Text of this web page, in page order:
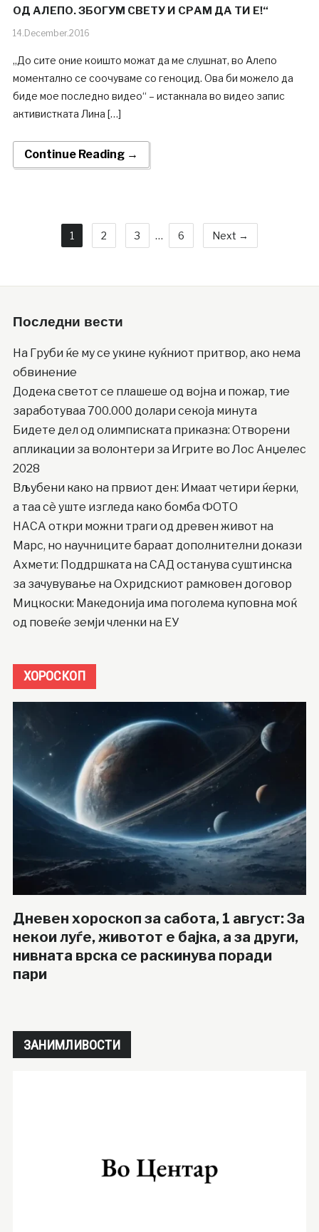
ОД АЛЕПО. ЗБОГУМ СВЕТУ И СРАМ ДА ТИ Е!“
14.December.2016
„До сите оние коишто можат да ме слушнат, во Алепо
моментално се соочуваме со геноцид. Ова би можело да
биде мое последно видео“ – истакнала во видео запис
активистката Лина […]
Continue Reading →
1 2 3 … 6 Next →
Последни вести
На Груби ќе му се укине куќниот притвор, ако нема
обвинение
Додека светот се плашеше од војна и пожар, тие
заработуваа 700.000 долари секоја минута
Бидете дел од олимписката приказна: Отворени
апликации за волонтери за Игрите во Лос Анџелес
2028
Вљубени како на првиот ден: Имаат четири ќерки,
а таа сè уште изгледа како бомба ФОТО
НАСА откри можни траги од древен живот на
Марс, но научниците бараат дополнителни докази
Ахмети: Поддршката на САД останува суштинска
за зачувување на Охридскиот рамковен договор
Мицкоски: Македонија има поголема куповна моќ
од повеќе земји членки на ЕУ
ХОРОСКОП
Дневен хороскоп за сабота, 1 август: За
некои луѓе, животот е бајка, а за други,
нивната врска се раскинува поради
пари
ЗАНИМЛИВОСТИ